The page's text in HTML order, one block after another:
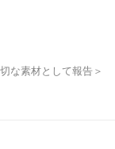
な素材として報告＞